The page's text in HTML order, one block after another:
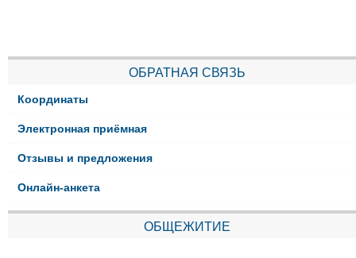
ОБРАТНАЯ СВЯЗЬ
Координаты
Электронная приёмная
Отзывы и предложения
Онлайн-анкета
ОБЩЕЖИТИЕ